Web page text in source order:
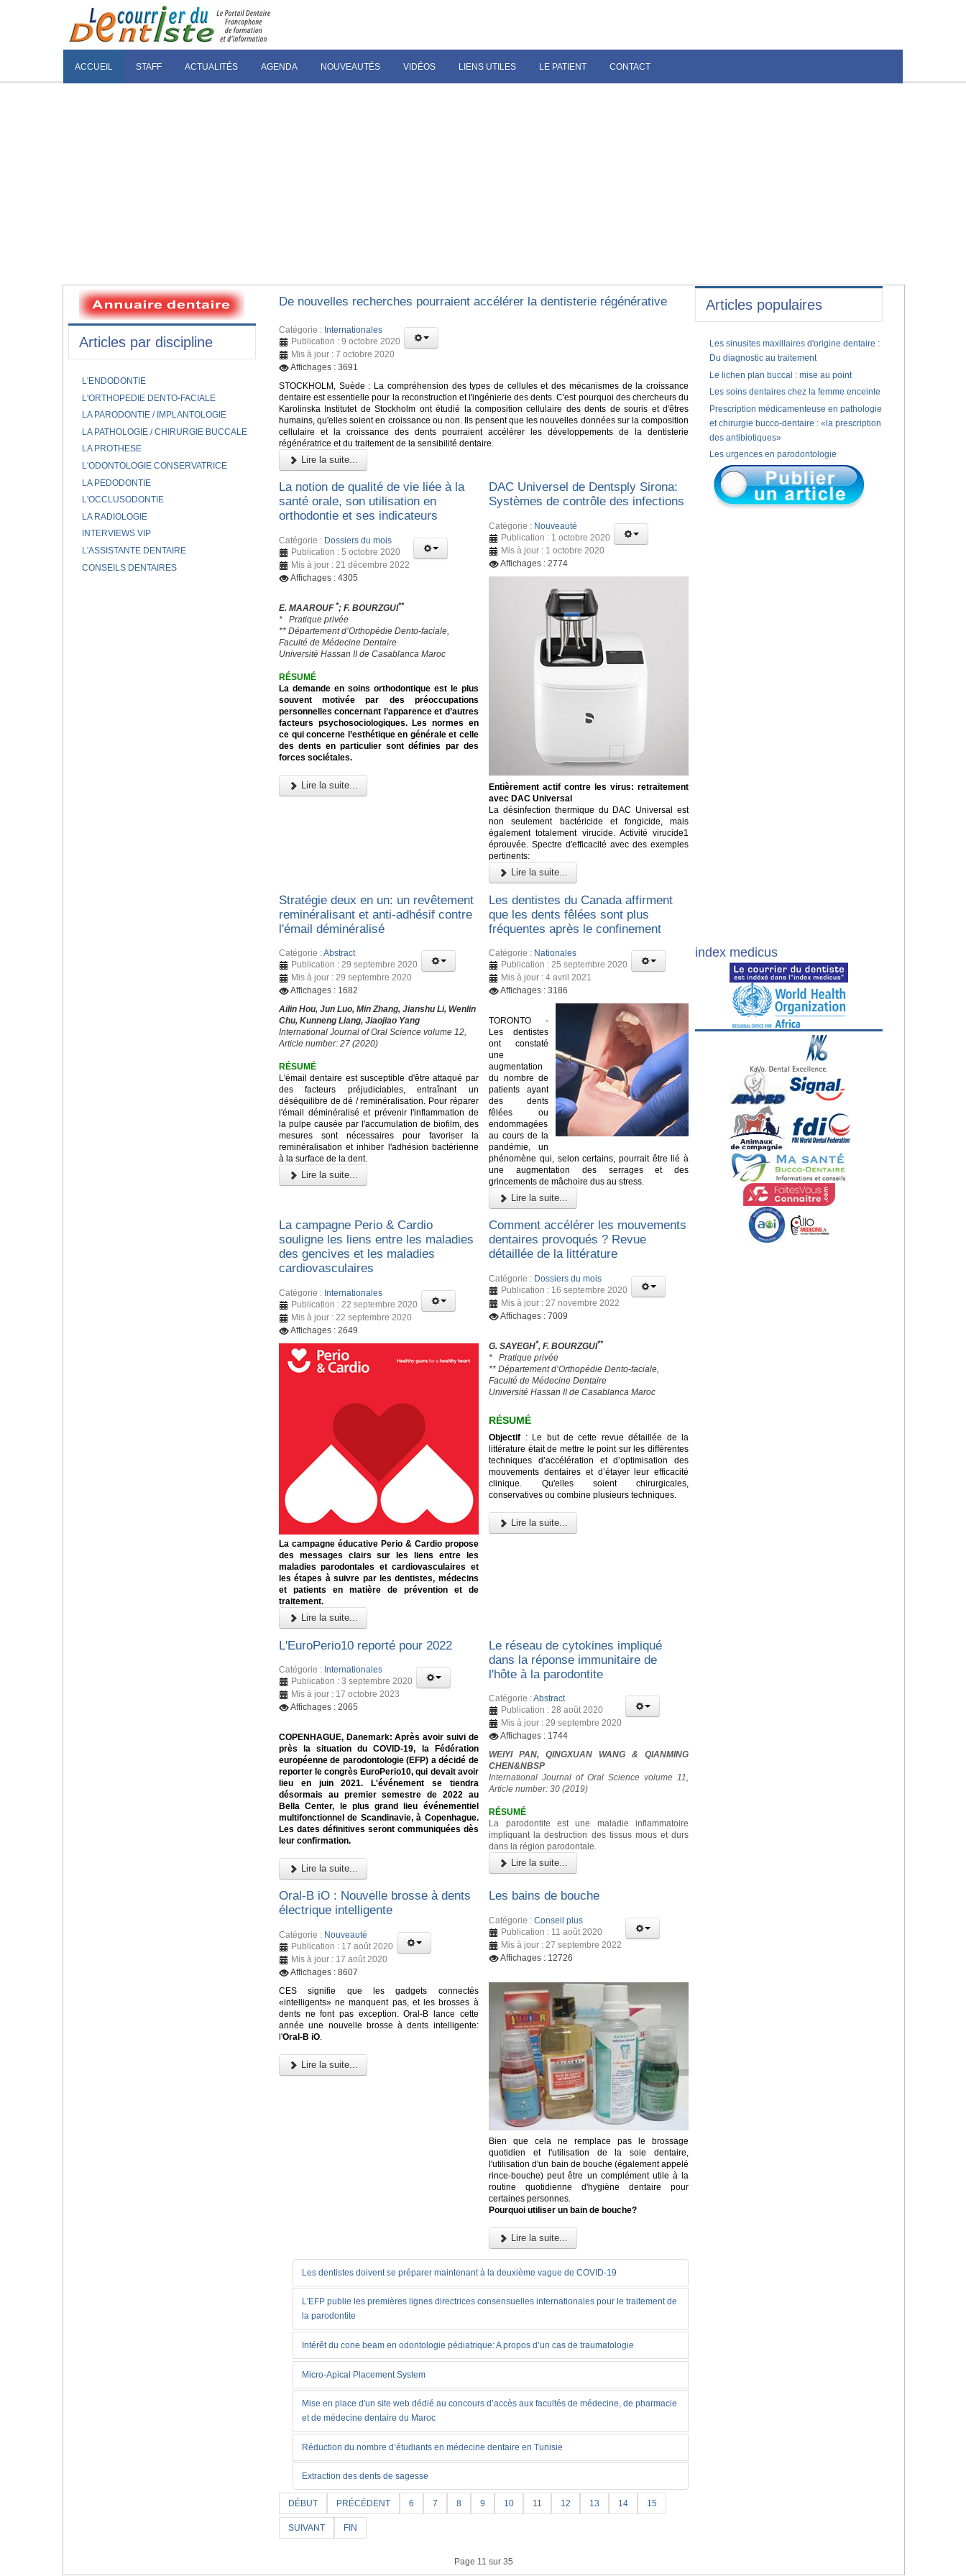
ACCUEIL STAFF ACTUALITÉS AGENDA NOUVEAUTÉS VIDÉOS LIENS UTILES LE PATIENT CONTACT
De nouvelles recherches pourraient accélérer la dentisterie régénérative
Catégorie : Internationales
Publication : 9 octobre 2020
Mis à jour : 7 octobre 2020
Affichages : 3691
STOCKHOLM, Suède : La compréhension des types de cellules et des mécanismes de la croissance
dentaire est essentielle pour la reconstruction et l'ingénierie des dents. C'est pourquoi des chercheurs du
Karolinska Institutet de Stockholm ont étudié la composition cellulaire des dents de souris et d'êtres
humains, qu'elles soient en croissance ou non. Ils pensent que les nouvelles données sur la composition
cellulaire et la croissance des dents pourraient accélérer les développements de la dentisterie
régénératrice et du traitement de la sensibilité dentaire.
Lire la suite...
La notion de qualité de vie liée à la
santé orale, son utilisation en
orthodontie et ses indicateurs
Catégorie : Dossiers du mois
Publication : 5 octobre 2020
Mis à jour : 21 décembre 2022
Affichages : 4305
E. MAAROUF*; F. BOURZGUI**
* Pratique privée
** Département d’Orthopédie Dento-faciale,
Faculté de Médecine Dentaire
Université Hassan II de Casablanca Maroc
RÉSUMÉ
La demande en soins orthodontique est le plus
souvent motivée par des préoccupations
personnelles concernant l’apparence et d’autres
facteurs psychosociologiques. Les normes en
ce qui concerne l’esthétique en générale et celle
des dents en particulier sont définies par des
forces sociétales.
Lire la suite...
DAC Universel de Dentsply Sirona:
Systèmes de contrôle des infections
Catégorie : Nouveauté
Publication : 1 octobre 2020
Mis à jour : 1 octobre 2020
Affichages : 2774
Entièrement actif contre les virus: retraitement
avec DAC Universal
La désinfection thermique du DAC Universal est
non seulement bactéricide et fongicide, mais
également totalement virucide. Activité virucide1
éprouvée. Spectre d'efficacité avec des exemples
pertinents:
Lire la suite...
Stratégie deux en un: un revêtement
reminéralisant et anti-adhésif contre
l'émail déminéralisé
Catégorie :Abstract
Publication : 29 septembre 2020
Mis à jour : 29 septembre 2020
Affichages : 1682
Ailin Hou, Jun Luo, Min Zhang, Jianshu Li, Wenlin
Chu, Kunneng Liang, Jiaojiao Yang
International Journal of Oral Science volume 12,
Article number: 27 (2020)
RÉSUMÉ
L'émail dentaire est susceptible d'être attaqué par
des facteurs préjudiciables, entraînant un
déséquilibre de dé / reminéralisation. Pour réparer
l'émail déminéralisé et prévenir l'inflammation de
la pulpe causée par l'accumulation de biofilm, des
mesures sont nécessaires pour favoriser la
reminéralisation et inhiber l'adhésion bactérienne
à la surface de la dent.
Lire la suite...
Les dentistes du Canada affirment
que les dents fêlées sont plus
fréquentes après le confinement
Catégorie : Nationales
Publication : 25 septembre 2020
Mis à jour : 4 avril 2021
Affichages : 3186
TORONTO -
Les dentistes
ont constaté
une
augmentation
du nombre de
patients ayant
des dents
fêlées ou
endommagées
au cours de la
pandémie, un
phénomène qui, selon certains, pourrait être lié à
une augmentation des serrages et des
grincements de mâchoire dus au stress.
Lire la suite...
La campagne Perio & Cardio
souligne les liens entre les maladies
des gencives et les maladies
cardiovasculaires
Catégorie : Internationales
Publication : 22 septembre 2020
Mis à jour : 22 septembre 2020
Affichages : 2649
La campagne éducative Perio & Cardio propose
des messages clairs sur les liens entre les
maladies parodontales et cardiovasculaires et
les étapes à suivre par les dentistes, médecins
et patients en matière de prévention et de
traitement.
Lire la suite...
Comment accélérer les mouvements
dentaires provoqués ? Revue
détaillée de la littérature
Catégorie : Dossiers du mois
Publication : 16 septembre 2020
Mis à jour : 27 novembre 2022
Affichages : 7009
G. SAYEGH*, F. BOURZGUI**
*
Pratique privée
** Département d’Orthopédie Dento-faciale,
Faculté de Médecine Dentaire
Université Hassan II de Casablanca Maroc
RÉSUMÉ
Objectif : Le but de cette revue détaillée de la
littérature était de mettre le point sur les différentes
techniques d’accélération et d’optimisation des
mouvements dentaires et d’étayer leur efficacité
clinique. Qu'elles soient chirurgicales,
conservatives ou combine plusieurs techniques.
Lire la suite...
L'EuroPerio10 reporté pour 2022
Catégorie : Internationales
Publication : 3 septembre 2020
Mis à jour : 17 octobre 2023
Affichages : 2065
COPENHAGUE, Danemark: Après avoir suivi de
près la situation du COVID-19, la Fédération
européenne de parodontologie (EFP) a décidé de
reporter le congrès EuroPerio10, qui devait avoir
lieu en juin 2021. L'événement se tiendra
désormais au premier semestre de 2022 au
Bella Center, le plus grand lieu événementiel
multifonctionnel de Scandinavie, à Copenhague.
Les dates définitives seront communiquées dès
leur confirmation.
Lire la suite...
Le réseau de cytokines impliqué
dans la réponse immunitaire de
l'hôte à la parodontite
Catégorie :Abstract
Publication : 28 août 2020
Mis à jour : 29 septembre 2020
Affichages : 1744
WEIYI PAN, QINGXUAN WANG & QIANMING
CHEN&NBSP
International Journal of Oral Science volume 11,
Article number: 30 (2019)
RÉSUMÉ
La parodontite est une maladie inflammatoire
impliquant la destruction des tissus mous et durs
dans la région parodontale.
Lire la suite...
Oral-B iO : Nouvelle brosse à dents
électrique intelligente
Catégorie : Nouveauté
Publication : 17 août 2020
Mis à jour : 17 août 2020
Affichages : 8607
CES signifie que les gadgets connectés
«intelligents» ne manquent pas, et les brosses à
dents ne font pas exception. Oral-B lance cette
année une nouvelle brosse à dents intelligente:
l'Oral-B iO
Lire la suite...
Les bains de bouche
Catégorie :Conseil plus
Publication : 11 août 2020
Mis à jour : 27 septembre 2022
Affichages : 12726
Bien que cela ne remplace pas le brossage
quotidien et l'utilisation de la soie dentaire,
l'utilisation d'un bain de bouche (également appelé
rince-bouche) peut être un complément utile à la
routine quotidienne d'hygiène dentaire pour
certaines personnes.
Pourquoi utiliser un bain de bouche?
Lire la suite...
Les dentistes doivent se préparer maintenant à la deuxième vague de COVID-19
L'EFP publie les premières lignes directrices consensuelles internationales pour le traitement de
la parodontite
Intérêt du cone beam en odontologie pédiatrique: A propos d’un cas de traumatologie
Micro-Apical Placement System
Mise en place d'un site web dédié au concours d’accès aux facultés de médecine, de pharmacie
et de médecine dentaire du Maroc
Réduction du nombre d’étudiants en médecine dentaire en Tunisie
Extraction des dents de sagesse
DÉBUT PRÉCÉDENT 6 7 8 9 10 11 12 13 14 15
SUIVANT FIN
Page 11 sur 35
Articles par discipline
L'ENDODONTIE
L'ORTHOPEDIE DENTO-FACIALE
LA PARODONTIE / IMPLANTOLOGIE
LA PATHOLOGIE / CHIRURGIE BUCCALE
LA PROTHESE
L'ODONTOLOGIE CONSERVATRICE
LA PEDODONTIE
L'OCCLUSODONTIE
LA RADIOLOGIE
INTERVIEWS VIP
L'ASSISTANTE DENTAIRE
CONSEILS DENTAIRES
Articles populaires
Les sinusites maxillaires d'origine dentaire :
Du diagnostic au traitement
Le lichen plan buccal : mise au point
Les soins dentaires chez la femme enceinte
Prescription médicamenteuse en pathologie
et chirurgie bucco-dentaire : «la prescription
des antibiotiques»
Les urgences en parodontologie
index medicus